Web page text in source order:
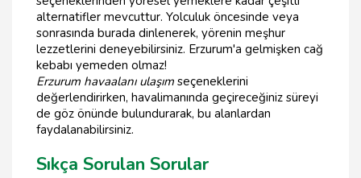
alternatifler mevcuttur. Yolculuk öncesinde veya
sonrasında burada dinlenerek, yörenin meşhur
lezzetlerini deneyebilirsiniz. Erzurum'a gelmişken cağ
kebabı yemeden olmaz!
Erzurum havaalanı ulaşım seçeneklerini
değerlendirirken, havalimanında geçireceğiniz süreyi
de göz önünde bulundurarak, bu alanlardan
faydalanabilirsiniz.
Sıkça Sorulan Sorular